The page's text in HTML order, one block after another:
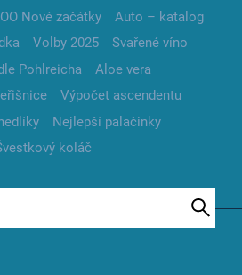
Nové začátky
Auto – katalog
Volby 2025
Svařené víno
Pohlreicha
Aloe vera
Výpočet ascendentu
Nejlepší palačinky
koláč